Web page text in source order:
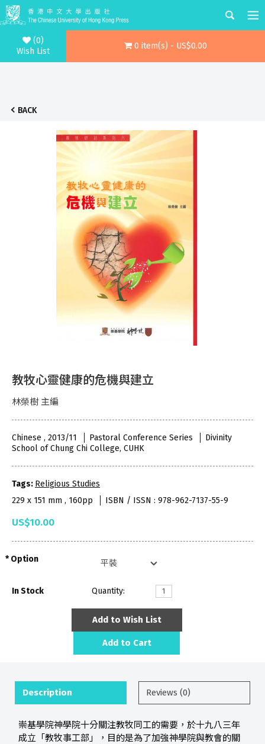
(0)
Wish List
0 item(s) - US$0.00
BACK
教牧心靈健康的危機與建立
林榮樹 主編
Chinese , 2013/11 Pastoral Conference Series
Divinity
School of Chung Chi College, CUHK
Tags: Religious Studies
229 x 151 mm , 160pp
ISBN / ISSN : 978-962-7137-55-9
US$10.00
Option
In Stock Quantity:
Add to Wish List
Add to Cart
Description Reviews (0)
崇基學院神學院十分關注教牧同工的需要，於十九八三年
成立「教牧事工部」，目的是為了加強神學院與教會的關